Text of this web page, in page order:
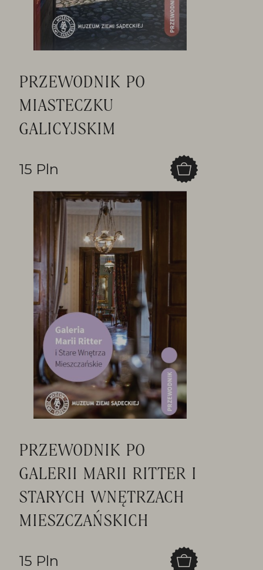
PRZEWODNIK PO
MIASTECZKU
GALICYJSKIM
15 Pln
PRZEWODNIK PO
GALERII MARII RITTER I
STARYCH WNĘTRZACH
MIESZCZAŃSKICH
15 Pln